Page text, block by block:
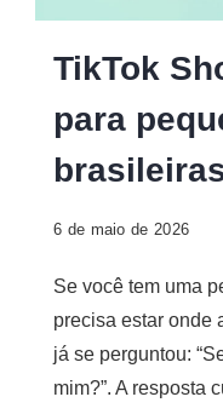
TikTok
para
6 de maio de 2026
Se você tem uma
precisa estar onde
já se perguntou:
mim?”. A resposta